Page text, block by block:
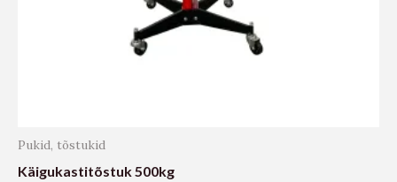
Pukid, tõstukid
Käigukastitõstuk 500kg